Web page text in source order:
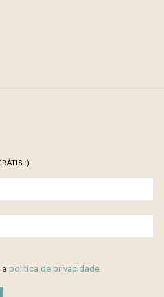
:)
política de privacidade